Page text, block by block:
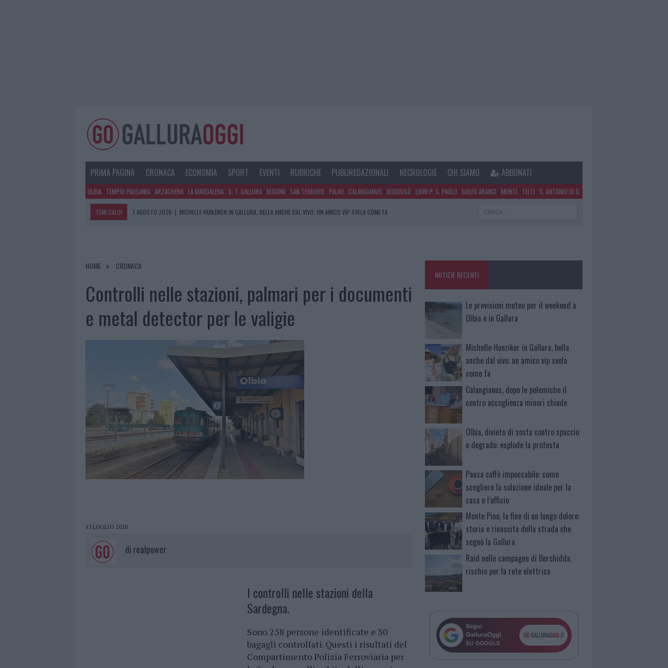
PRIMA PAGINA CRONACA ECONOMIA SPORT EVENTI RUBRICHE PUBLIREDAZIONALI NECROLOGIE CHI SIAMO ABBONATI
OLBIA TEMPIO PAUSANIA ARZACHENA LA MADDALENA S. T. GALLURA BUDONI SAN TEODORO PALAU CALANGIANUS BUDDUSÒ LOIRI P. S. PAOLO GOLFO ARANCI MONTI TELTI S. ANTONIO DI G.
TEMI CALDI 7 AGOSTO 2026 | MICHELLE HUNZIKER IN GALLURA, BELLA ANCHE DAL VIVO: UN AMICO VIP SVELA COME FA
7 AGOSTO 2026
|
HOME CRONACA
Controlli nelle stazioni, palmari per i documenti
e metal detector per le valigie
13 LUGLIO 2020
di realpower
I controlli nelle stazioni della
Sardegna.
Sono 258 persone identificate e 30
bagagli controllati. Questi i risultati del
Compartimento Polizia Ferroviaria per
NOTIZIE RECENTI
Le previsioni meteo per il weekend a
Olbia e in Gallura
Michelle Hunziker in Gallura, bella
anche dal vivo: un amico vip svela
come fa
Calangianus, dopo le polemiche il
centro accoglienza minori chiude
Olbia, divieto di sosta contro spaccio
e degrado: esplode la protesta
Pausa caffè impeccabile: come
scegliere la soluzione ideale per la
casa e l’ufficio
Monte Pino, la fine di un lungo dolore:
storia e rinascita della strada che
segnò la Gallura
Raid nelle campagne di Berchidda,
rischio per la rete elettrica